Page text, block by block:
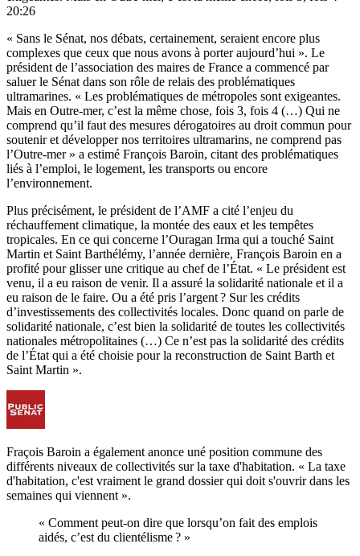
20:26
« Sans le Sénat, nos débats, certainement, seraient encore plus
complexes que ceux que nous avons à porter aujourd’hui ». Le
président de l’association des maires de France a commencé par
saluer le Sénat dans son rôle de relais des problématiques
ultramarines. « Les problématiques de métropoles sont exigeantes.
Mais en Outre-mer, c’est la même chose, fois 3, fois 4 (…) Qui ne
comprend qu’il faut des mesures dérogatoires au droit commun pour
soutenir et développer nos territoires ultramarins, ne comprend pas
l’Outre-mer » a estimé François Baroin, citant des problématiques
liés à l’emploi, le logement, les transports ou encore
l’environnement.
Plus précisément, le président de l’AMF a cité l’enjeu du
réchauffement climatique, la montée des eaux et les tempêtes
tropicales. En ce qui concerne l’Ouragan Irma qui a touché Saint
Martin et Saint Barthélémy, l’année dernière, François Baroin en a
profité pour glisser une critique au chef de l’État. « Le président est
venu, il a eu raison de venir. Il a assuré la solidarité nationale et il a
eu raison de le faire. Ou a été pris l’argent ? Sur les crédits
d’investissements des collectivités locales. Donc quand on parle de
solidarité nationale, c’est bien la solidarité de toutes les collectivités
nationales métropolitaines (…) Ce n’est pas la solidarité des crédits
de l’État qui a été choisie pour la reconstruction de Saint Barth et
Saint Martin ».
Fraçois Baroin a également anonce uné position commune des
différents niveaux de collectivités sur la taxe d'habitation. « La taxe
d'habitation, c'est vraiment le grand dossier qui doit s'ouvrir dans les
semaines qui viennent ».
« Comment peut-on dire que lorsqu’on fait des emplois
aidés, c’est du clientélisme ? »